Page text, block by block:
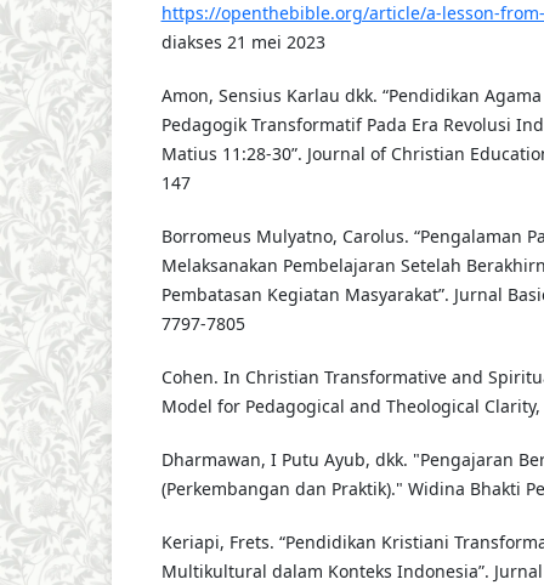
https://openthebible.org/article/a-lesson-
diakses 21 mei 2023
Amon, Sensius Karlau dkk. “Pendidikan
Pedagogik Transformatif Pada Era Revolusi
Matius 11:28-30”. Journal of Christian
147
Borromeus Mulyatno, Carolus. “Pengalaman
Melaksanakan Pembelajaran Setelah
Pembatasan Kegiatan Masyarakat”. Jurnal
7797-7805
Cohen. In Christian Transformative and
Model for Pedagogical and Theological
Dharmawan, I Putu Ayub, dkk. "Pengajaran
(Perkembangan dan Praktik)." Widina Bhakti
Keriapi, Frets. “Pendidikan Kristiani
Multikultural dalam Konteks Indonesia”.